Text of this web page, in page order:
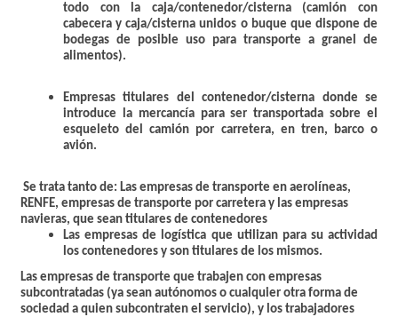
todo con la caja/contenedor/cisterna (camión con
cabecera y caja/cisterna unidos o buque que dispone de
bodegas de posible uso para transporte a granel de
alimentos).
Empresas titulares del contenedor/cisterna donde se
introduce la mercancía para ser transportada sobre el
esqueleto del camión por carretera, en tren, barco o
avión.
Se trata tanto de: Las empresas de transporte en aerolíneas,
RENFE, empresas de transporte por carretera y las empresas
navieras, que sean titulares de contenedores
Las empresas de logística que utilizan para su actividad
los contenedores y son titulares de los mismos.
Las empresas de transporte que trabajen con empresas
subcontratadas (ya sean autónomos o cualquier otra forma de
sociedad a quien subcontraten el servicio), y los trabajadores